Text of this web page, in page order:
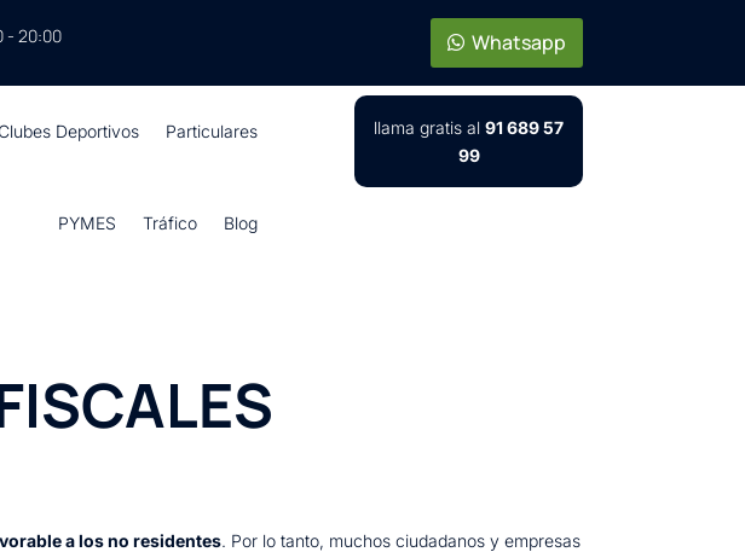
- 20:00 Whatsapp
Clubes Deportivos Particulares
PYMES Tráfico Blog
llama gratis al91 689 57
99
a los no residentes. Por lo tanto, muchos ciudadanos y empresas